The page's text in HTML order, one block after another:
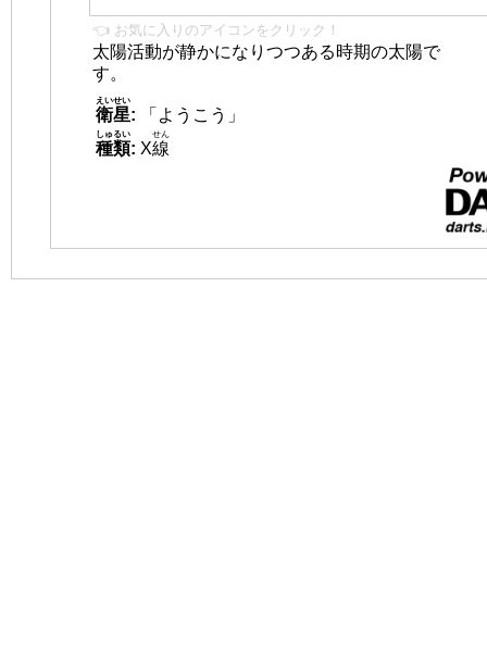
👈 お気に入りのアイコンをクリック！
太陽活動が静かになりつつある時期の太陽で
す。
衛星
えいせい
:
「ようこう」
種類
しゅるい
: X線
せん